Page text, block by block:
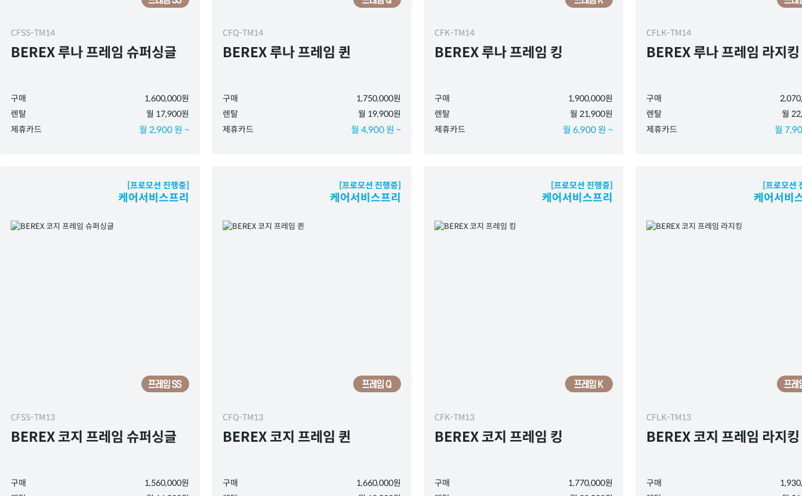
CFSS-TM14
BEREX 루나 프레임 슈퍼싱글
구매
1,600,000원
렌탈
월 17,900원
제휴카드
월 2,900 원 ~
CFQ-TM14
BEREX 루나 프레임 퀸
구매
1,750,000원
렌탈
월 19,900원
제휴카드
월 4,900 원 ~
CFK-TM14
BEREX 루나 프레임 킹
구매
1,900,000원
렌탈
월 21,900원
제휴카드
월 6,900 원 ~
CFLK-TM14
BEREX 루나 프레임 라지킹
구매
렌탈
월
제휴카드
월
[프로모션 진행중]
케어서비스프리
CFSS-TM13
BEREX 코지 프레임 슈퍼싱글
구매
1,560,000원
[프로모션 진행중]
케어서비스프리
CFQ-TM13
BEREX 코지 프레임 퀸
구매
1,660,000원
[프로모션 진행중]
케어서비스프리
CFK-TM13
BEREX 코지 프레임 킹
구매
1,770,000원
[프로모션
케어서비
CFLK-TM13
BEREX 코지 프레임 라지킹
구매